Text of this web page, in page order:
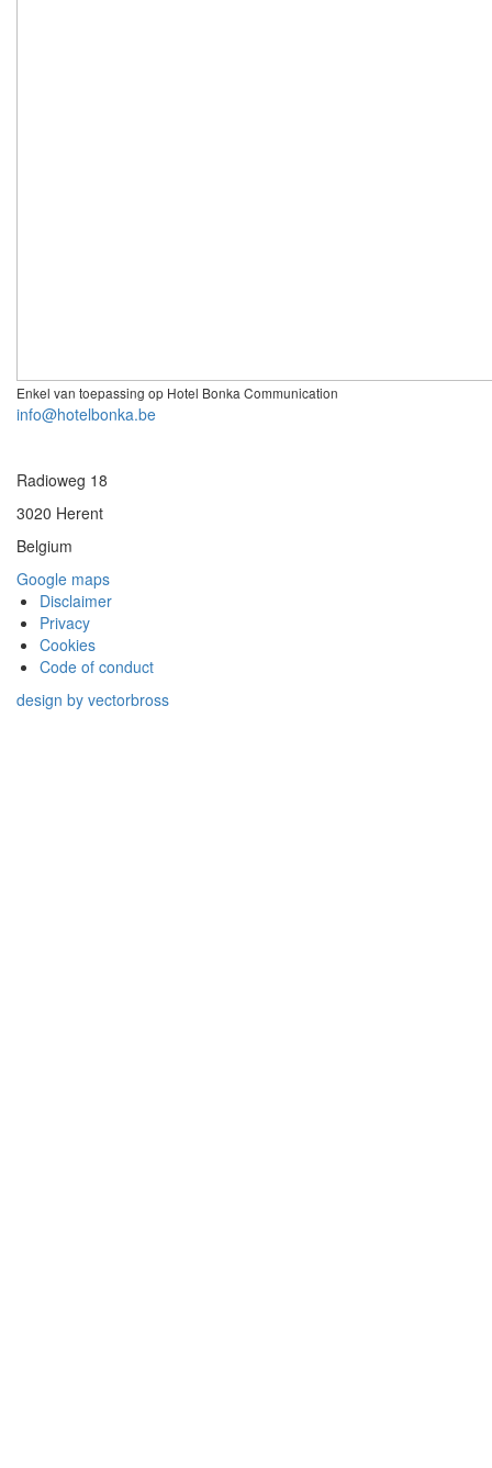
Enkel van toepassing op Hotel Bonka Communication
info@hotelbonka.be
Radioweg 18
3020 Herent
Belgium
Google maps
Disclaimer
Privacy
Cookies
Code of conduct
design by vectorbross